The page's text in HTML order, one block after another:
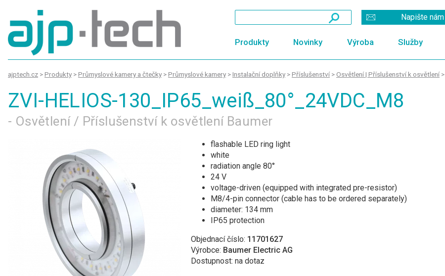
Napište nám
Produkty Novinky Výroba Služby
ajptech.cz >Produkty >Průmyslové kamery a čtečky >Průmyslové kamery >Instalační doplňky >Příslušenství >Osvětlení | Příslušenství k osvětlení >
ZVI-HELIOS-130_IP65_weiß_80°_24VDC_M8
- Osvětlení / Příslušenství k osvětlení Baumer
flashable LED ring light
white
radiation angle 80°
24 V
voltage-driven (equipped with integrated pre-resistor)
M8/4-pin connector (cable has to be ordered separately)
diameter: 134 mm
IP65 protection
Objednací číslo: 11701627
Výrobce: Baumer Electric AG
Dostupnost: na dotaz